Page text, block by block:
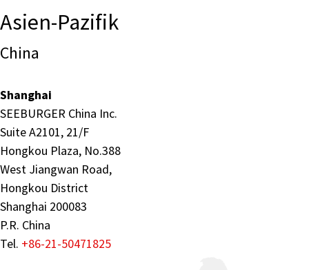
Asien-Pazifik
China
Shanghai
SEEBURGER China Inc.
Suite A2101, 21/F
Hongkou Plaza, No.388
West Jiangwan Road,
Hongkou District
Shanghai 200083
P.R. China
Tel. +86-21-50471825